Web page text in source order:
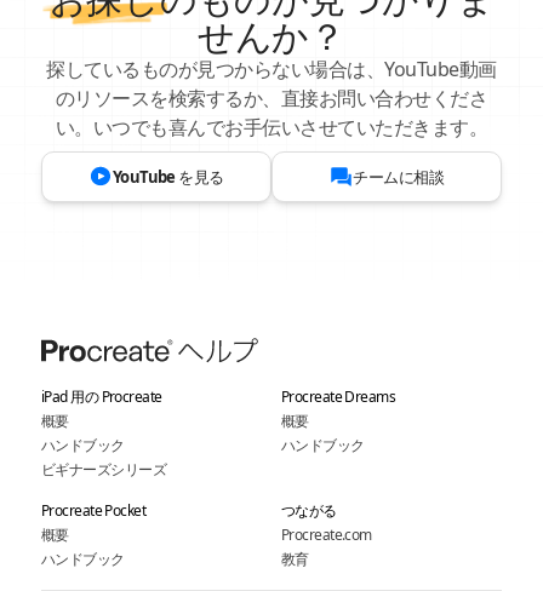
せんか？
探しているものが見つからない場合は、YouTube動画
のリソースを検索するか、直接お問い合わせくださ
い。いつでも喜んでお手伝いさせていただきます。
YouTube を見る チームに相談
iPad 用の Procreate
概要
ハンドブック
ビギナーズシリーズ
Procreate Dreams
概要
ハンドブック
Procreate Pocket
概要
ハンドブック
つながる
Procreate.com
教育